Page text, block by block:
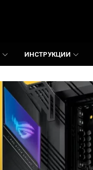
ИНСТРУКЦИИ